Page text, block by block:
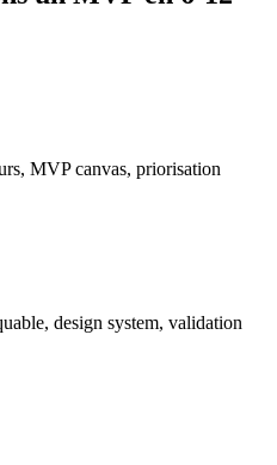
MVP canvas, priorisation
design system, validation